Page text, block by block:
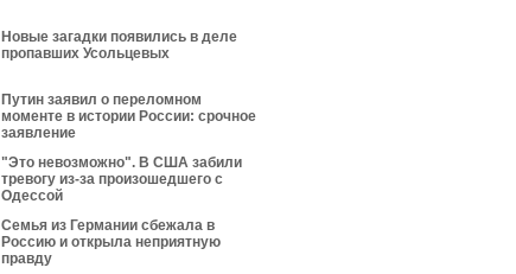
Новые загадки появились в деле
пропавших Усольцевых
Путин заявил о переломном
моменте в истории России: срочное
заявление
"Это невозможно". В США забили
тревогу из-за произошедшего с
Одессой
Семья из Германии сбежала в
Россию и открыла неприятную
правду